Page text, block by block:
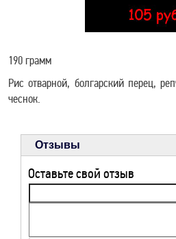
190 грамм
Рис отварной, болгарский перец,
чеснок.
Отзывы
Оставьте свой отзыв